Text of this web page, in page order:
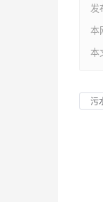
发
本
本
污